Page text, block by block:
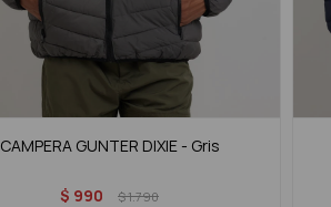
CAMPERA GUNTER DIXIE - Gris
$ 990 $1.790